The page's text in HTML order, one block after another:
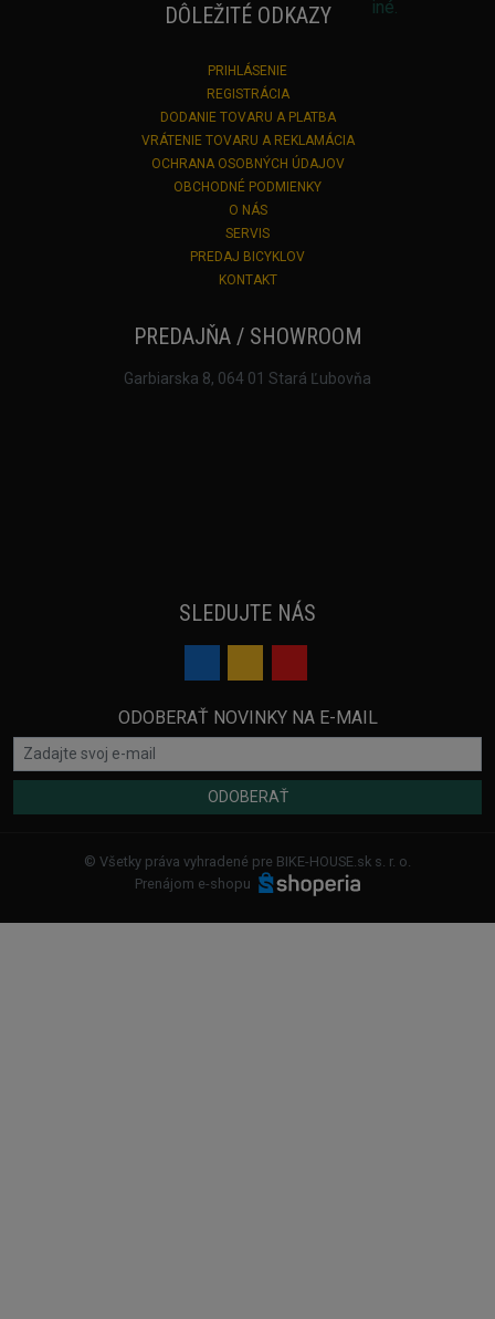
DÔLEŽITÉ ODKAZY
PRIHLÁSENIE
REGISTRÁCIA
DODANIE TOVARU A PLATBA
VRÁTENIE TOVARU A REKLAMÁCIA
OCHRANA OSOBNÝCH ÚDAJOV
OBCHODNÉ PODMIENKY
O NÁS
SERVIS
PREDAJ BICYKLOV
KONTAKT
PREDAJŇA / SHOWROOM
Garbiarska 8, 064 01 Stará Ľubovňa
SLEDUJTE NÁS
ODOBERAŤ NOVINKY NA E-MAIL
ODOBERAŤ
© Všetky práva vyhradené pre BIKE-HOUSE.sk s. r. o.
Prenájom e-shopu